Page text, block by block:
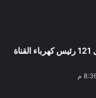
بعد مكالمة وزير الكهرباء ل 121 رئيس كهرباء القناة